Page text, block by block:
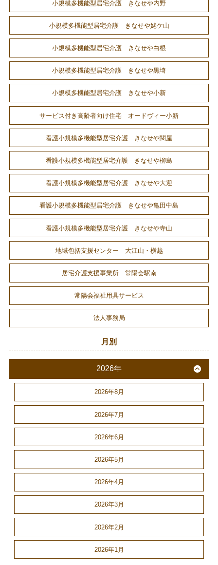
小規模多機能型居宅介護 きなせや内野
小規模多機能型居宅介護 きなせや姥ケ山
小規模多機能型居宅介護 きなせや白根
小規模多機能型居宅介護 きなせや黒埼
小規模多機能型居宅介護 きなせや小新
サービス付き高齢者向け住宅 オードヴィー小新
看護小規模多機能型居宅介護 きなせや関屋
看護小規模多機能型居宅介護 きなせや柳島
看護小規模多機能型居宅介護 きなせや大迎
看護小規模多機能型居宅介護 きなせや亀田中島
看護小規模多機能型居宅介護 きなせや寺山
地域包括支援センター 大江山・横越
居宅介護支援事業所 常陽会駅南
常陽会福祉用具サービス
法人事務局
月別
2026年
2026年8月
2026年7月
2026年6月
2026年5月
2026年4月
2026年3月
2026年2月
2026年1月